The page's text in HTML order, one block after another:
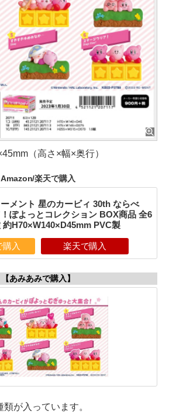
（高さ×幅×奥行）
Amazon/楽天で購入
ーメント 星のカービィ 30th ならべ
ぽよっとコレクション BOX商品 全6
約H70×W140×D45mm PVC製
購入 楽天で購入
【あみあみで購入】
が入っています。